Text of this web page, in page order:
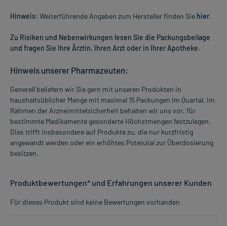
Hinweis: Weiterführende Angaben zum Hersteller finden Sie hier.
Zu Risiken und Nebenwirkungen lesen Sie die Packungsbeilage
und fragen Sie Ihre Ärztin, Ihren Arzt oder in Ihrer Apotheke.
Hinweis unserer Pharmazeuten:
Generell beliefern wir Sie gern mit unseren Produkten in
haushaltsüblicher Menge mit maximal 15 Packungen im Quartal. Im
Rahmen der Arzneimittelsicherheit behalten wir uns vor, für
bestimmte Medikamente gesonderte Höchstmengen festzulegen.
Dies trifft insbesondere auf Produkte zu, die nur kurzfristig
angewandt werden oder ein erhöhtes Potenzial zur Überdosierung
besitzen.
Produktbewertungen* und Erfahrungen unserer Kunden
Für dieses Produkt sind keine Bewertungen vorhanden